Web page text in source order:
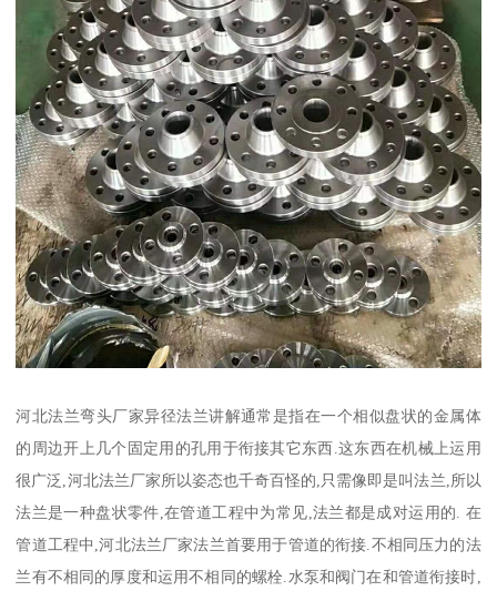
河北法兰弯头厂家异径法兰讲解通常是指在一个相似盘状的金属体
的周边开上几个固定用的孔用于衔接其它东西.这东西在机械上运用
很广泛,河北法兰厂家所以姿态也千奇百怪的,只需像即是叫法兰,所以
法兰是一种盘状零件,在管道工程中为常见,法兰都是成对运用的. 在
管道工程中,河北法兰厂家法兰首要用于管道的衔接.不相同压力的法
兰有不相同的厚度和运用不相同的螺栓.水泵和阀门在和管道衔接时,